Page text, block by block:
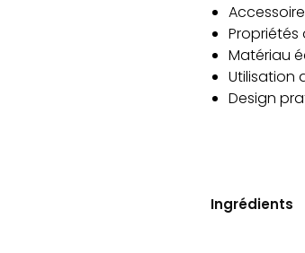
Matériau
Utilisation
Design
Ingrédients